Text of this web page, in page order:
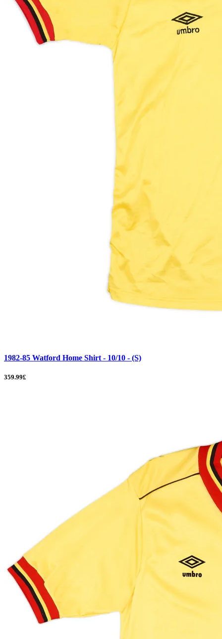
1982-85 Watford Home Shirt - 10/10 - (S)
359.99£